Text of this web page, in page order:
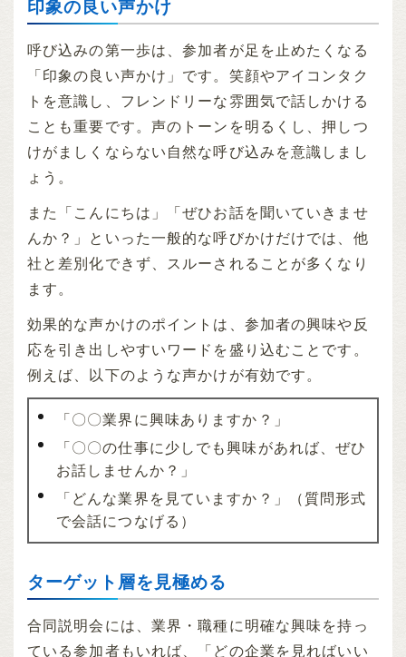
印象の良い声かけ
呼び込みの第一歩は、参加者が足を止めたくなる
「印象の良い声かけ」です。笑顔やアイコンタク
トを意識し、フレンドリーな雰囲気で話しかける
ことも重要です。声のトーンを明るくし、押しつ
けがましくならない自然な呼び込みを意識しまし
ょう。
また「こんにちは」「ぜひお話を聞いていきませ
んか？」といった一般的な呼びかけだけでは、他
社と差別化できず、スルーされることが多くなり
ます。
効果的な声かけのポイントは、参加者の興味や反
応を引き出しやすいワードを盛り込むことです。
例えば、以下のような声かけが有効です。
「〇〇業界に興味ありますか？」
「〇〇の仕事に少しでも興味があれば、ぜひ
お話しませんか？」
「どんな業界を見ていますか？」（質問形式
で会話につなげる）
ターゲット層を見極める
合同説明会には、業界・職種に明確な興味を持っ
ている参加者もいれば、「どの企業を見ればいい